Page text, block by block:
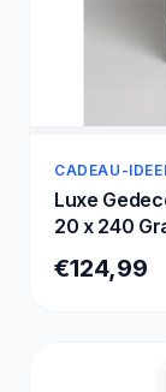
CADEAU-
Luxe
20 x 240
€124,99